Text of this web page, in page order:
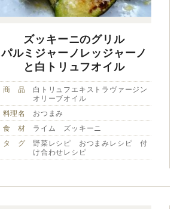
ズッキーニのグリル
パルミジャーノレッジャーノ
と白トリュフオイル
商 品
白トリュフエキストラヴァージン
オリーブオイル
料理名
おつまみ
食 材
ライム ズッキーニ
タ グ
野菜レシピ おつまみレシピ 付
け合わせレシピ